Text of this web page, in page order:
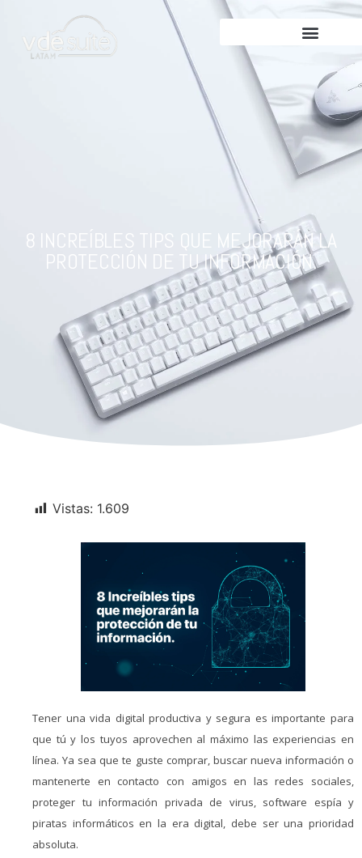
8 INCREÍBLES TIPS QUE MEJORARÁN LA
PROTECCIÓN DE TU INFORMACIÓN.
Vistas: 1.609
Tener una vida digital productiva y segura es importante para
que tú y los tuyos aprovechen al máximo las experiencias en
línea. Ya sea que te guste comprar, buscar nueva información o
mantenerte en contacto con amigos en las redes sociales,
proteger tu información privada de virus, software espía y
piratas informáticos en la era digital, debe ser una prioridad
absoluta.